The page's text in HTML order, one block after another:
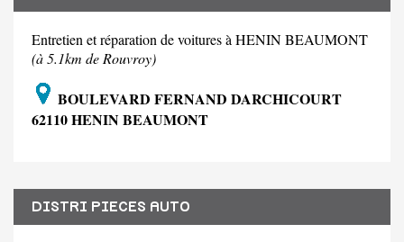
Entretien et réparation de voitures à HENIN BEAUMONT
(à 5.1km de Rouvroy)
BOULEVARD FERNAND DARCHICOURT
62110 HENIN BEAUMONT
DISTRI PIECES AUTO